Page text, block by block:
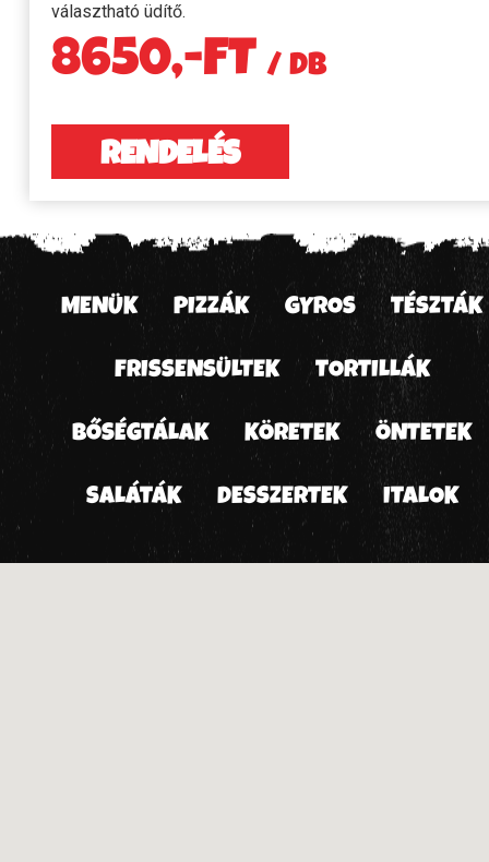
választható üdítő.
8650,-FT / DB
RENDELÉS
MENÜK PIZZÁK GYROS TÉSZTÁK
FRISSENSÜLTEK TORTILLÁK
BŐSÉGTÁLAK KÖRETEK ÖNTETEK
SALÁTÁK DESSZERTEK ITALOK